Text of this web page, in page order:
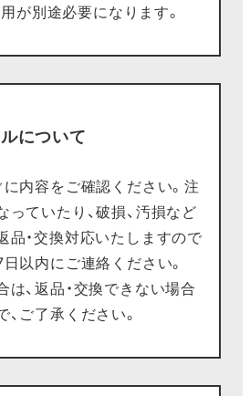
が別途必要になります。
について
に内容をご確認ください。注
ていたり、破損、汚損など
品・交換対応いたしますので
以内にご連絡ください。
は、返品・交換できない場合
ご了承ください。